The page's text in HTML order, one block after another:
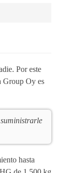
Por este
Group Oy es
hasta